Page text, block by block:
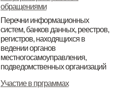
обращениями
Перечни информационных
систем, банков данных, реестров,
регистров, находящихся в
ведении органов
местногосамоуправления,
подведомственных организаций
Участие в прграммах